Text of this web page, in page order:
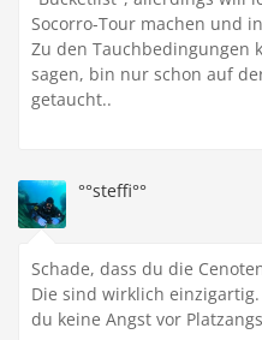
Socorro-Tour machen und
Zu den Tauchbedingungen
sagen, bin nur schon auf
getaucht..
°°steffi°°
Schade, dass du die
Die sind wirklich
du keine Angst vor